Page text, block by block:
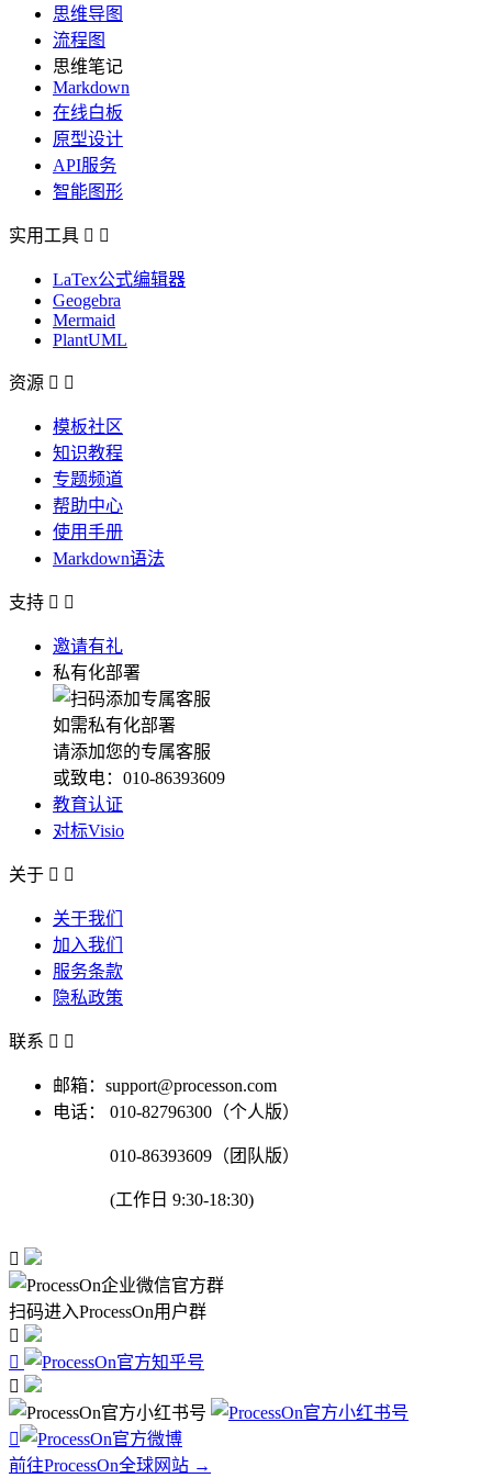
思维导图
流程图
思维笔记
Markdown
在线白板
原型设计
API服务
智能图形
实用工具  
LaTex公式编辑器
Geogebra
Mermaid
PlantUML
资源  
模板社区
知识教程
专题频道
帮助中心
使用手册
Markdown语法
支持  
邀请有礼
私有化部署
如需私有化部署
请添加您的专属客服
或致电：010-86393609
教育认证
对标Visio
关于  
关于我们
加入我们
服务条款
隐私政策
联系  
邮箱：support@processon.com
电话：
010-82796300（个人版）
010-86393609（团队版）
(工作日 9:30-18:30)

扫码进入ProcessOn用户群




前往ProcessOn全球网站 →